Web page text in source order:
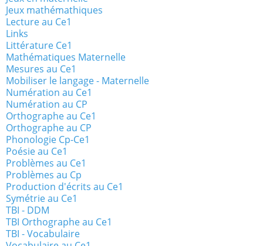
Jeux mathémathiques
Lecture au Ce1
Links
Littérature Ce1
Mathématiques Maternelle
Mesures au Ce1
Mobiliser le langage - Maternelle
Numération au Ce1
Numération au CP
Orthographe au Ce1
Orthographe au CP
Phonologie Cp-Ce1
Poésie au Ce1
Problèmes au Ce1
Problèmes au Cp
Production d'écrits au Ce1
Symétrie au Ce1
TBI - DDM
TBI Orthographe au Ce1
TBI - Vocabulaire